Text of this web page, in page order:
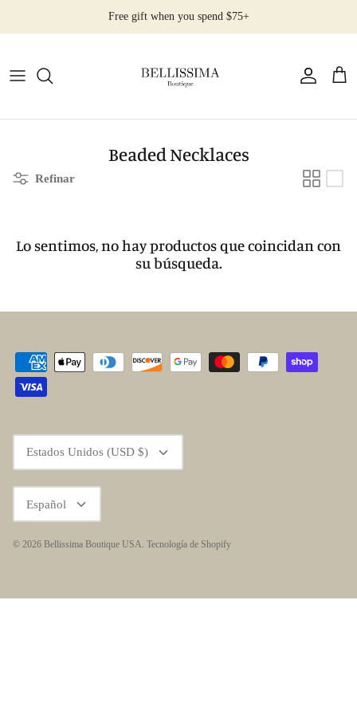
Free gift when you spend $75+
All Products
Rings
Beaded Necklaces
Refinar
Lo sentimos, no hay productos que coincidan con
su búsqueda.
Moneda
Estados Unidos (USD $)
Idioma
Español
© 2026 Bellissima Boutique USA. Tecnología de Shopify